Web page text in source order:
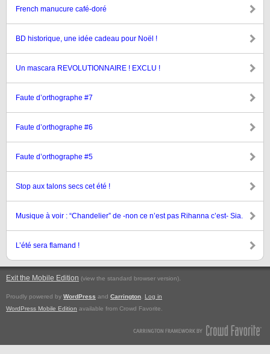
French manucure café-doré
BD historique, une idée cadeau pour Noël !
Un mascara REVOLUTIONNAIRE ! EXCLU !
Faute d’orthographe #7
Faute d’orthographe #6
Faute d’orthographe #5
Stop aux talons secs cet été !
Musique à voir : “Chandelier” de -non ce n’est pas Rihanna c’est- Sia.
L’été sera flamand !
Exit the Mobile Edition (view the standard browser version).
Proudly powered by WordPress and Carrington
Log in
WordPress Mobile Edition available from Crowd Favorite.